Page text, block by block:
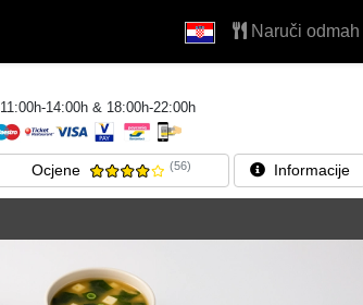
Naruči odmah
11:00h-14:00h & 18:00h-22:00h
Ocjene (56) Informacije